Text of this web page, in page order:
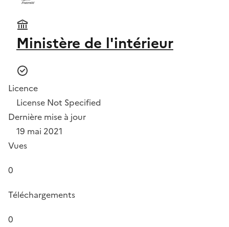
Ministère de l'intérieur
Licence
License Not Specified
Dernière mise à jour
19 mai 2021
Vues
0
Téléchargements
0